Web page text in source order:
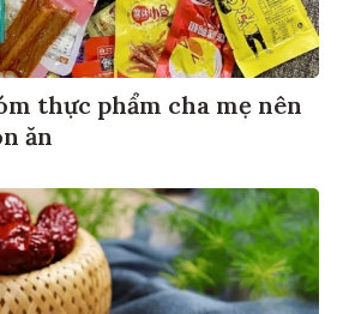
thực phẩm cha mẹ nên
ăn